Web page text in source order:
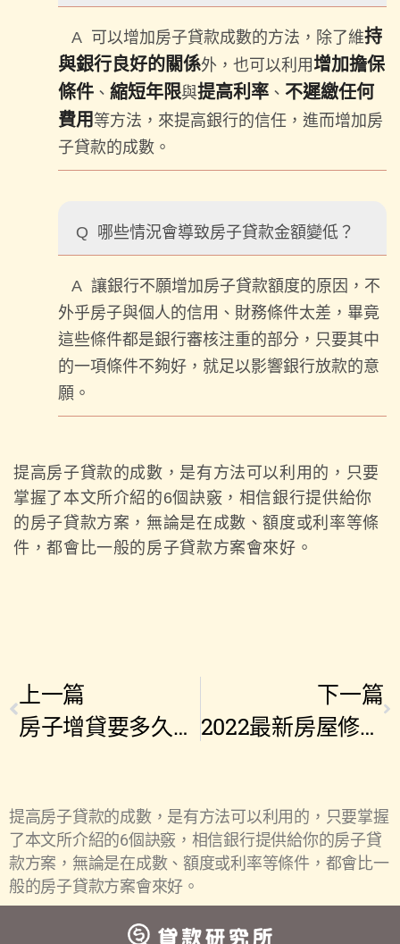
A 可以增加房子貸款成數的方法，除了維持
與銀行良好的關係外，也可以利用 增加擔保
條件 、 縮短年限與提高利率 、 不遲繳任何
費用 等方法，來提高銀行的信任，進而增加房
子貸款的成數。
Q 哪些情況會導致房子貸款金額變低？
A 讓銀行不願增加房子貸款額度的原因，不
外乎房子與個人的信用、財務條件太差，畢竟
這些條件都是銀行審核注重的部分，只要其中
的一項條件不夠好，就足以影響銀行放款的意
願。
提高房子貸款的成數，是有方法可以利用的，只要
掌握了本文所介紹的6個訣竅，相信銀行提供給你
的房子貸款方案，無論是在成數、額度或利率等條
件，都會比一般的房子貸款方案會來好。
上一篇
房子增貸要多久？ 掌握3個關鍵，讓你迅速取得貸款
下一篇
2022最新房屋修繕貸款推薦！一文看懂政府補貼、銀行申貸怎麼選
提高房子貸款的成數，是有方法可以利用的，只要掌握
了本文所介紹的6個訣竅，相信銀行提供給你的房子貸
款方案，無論是在成數、額度或利率等條件，都會比一
般的房子貸款方案會來好。